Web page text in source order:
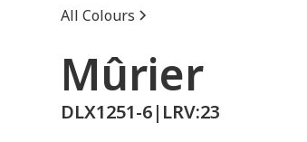
All Colours
Mûrier
DLX1251-6| LRV:23